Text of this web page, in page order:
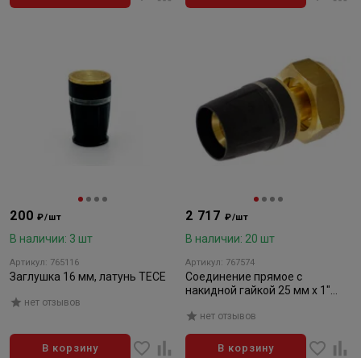
200₽/шт
В наличии: 3 шт
Артикул: 765116
Заглушка 16 мм, латунь TECE
нет отзывов
В корзину
2 717 ₽/шт
В наличии: 20 шт
Артикул: 767574
Соединение прямое с
накидной гайкой 25 мм х 1"
нет отзывов
В корзину